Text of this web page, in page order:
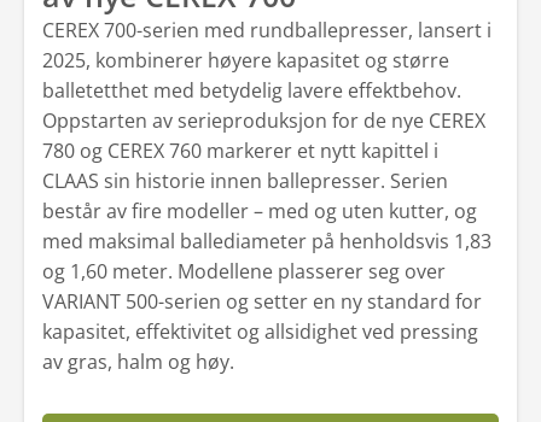
CEREX 700-serien med rundballepresser, lansert i
2025, kombinerer høyere kapasitet og større
balletetthet med betydelig lavere effektbehov.
Oppstarten av serieproduksjon for de nye CEREX
780 og CEREX 760 markerer et nytt kapittel i
CLAAS sin historie innen ballepresser. Serien
består av fire modeller – med og uten kutter, og
med maksimal ballediameter på henholdsvis 1,83
og 1,60 meter. Modellene plasserer seg over
VARIANT 500-serien og setter en ny standard for
kapasitet, effektivitet og allsidighet ved pressing
av gras, halm og høy.